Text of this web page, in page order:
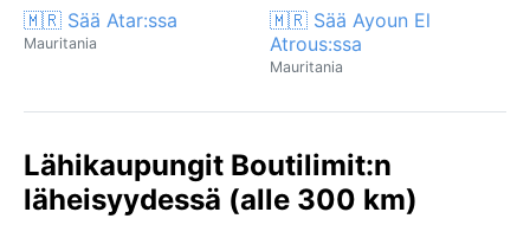
🇲🇷 Sää Atar:ssa
Mauritania
🇲🇷 Sää Ayoun El
Atrous:ssa
Mauritania
Lähikaupungit Boutilimit:n
läheisyydessä (alle 300 km)